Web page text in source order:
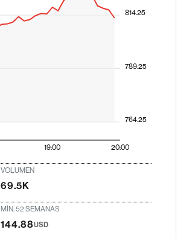
19:00 20:00
764.25
789.25
814.25
VOLUMEN
69.5K
MÍN. 52 SEMANAS
144.88USD